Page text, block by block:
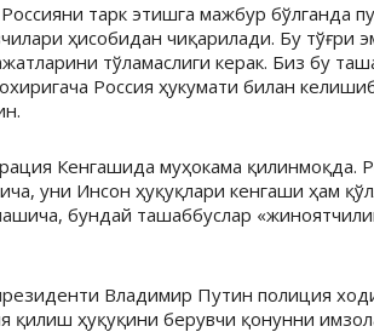
тарк этишга мажбур бўлганда
ҳисобидан чиқарилади. Бу тўғри
тўламаслиги керак. Биз бу
Россия ҳукумати билан
Кенгашида муҳокама қилинмоқда.
уни Инсон ҳуқуқлари кенгаши ҳам
бундай ташаббуслар
Владимир Путин полиция
қилиш ҳуқуқини берувчи қонунни